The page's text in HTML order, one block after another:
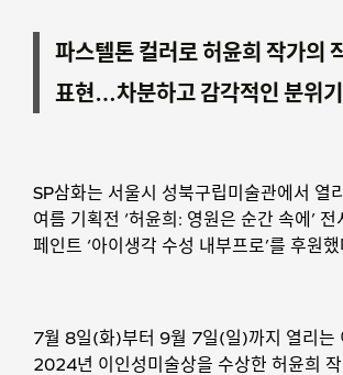
파스텔톤 컬러로 허윤희 작가의
표현…차분하고 감각적인 분위
SP삼화는 서울시 성북구립미술관에서 열
여름 기획전 ‘허윤희: 영원은 순간 속에’ 전
페인트 ‘아이생각 수성 내부프로’를 후원했
7월 8일(화)부터 9월 7일(일)까지 열리는
2024년 이인성미술상을 수상한 허윤희